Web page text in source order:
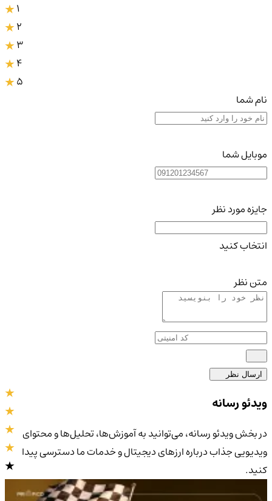
3
4
5
نام شما
موبایل شما
جایزه مورد نظر
انتخاب کنید
متن نظر
ارسال نظر
4.9/5
ویدئو رسانه
در بخش ویدئو رسانه، می‌توانید به آموزش‌ها، تحلیل‌ها و محتوای
ویدیویی جذاب درباره ارزهای دیجیتال و خدمات ما دسترسی پیدا
کنید.